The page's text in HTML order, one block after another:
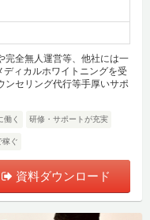
完全無人運営等、他社には一
ィカルホワイトニングを受
ンセリング代行等手厚いサポ
働く 研修・サポートが充実
稼ぐ
資料ダウンロード